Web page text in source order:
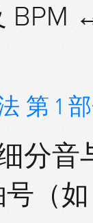
BPM
第 1
分音
号（